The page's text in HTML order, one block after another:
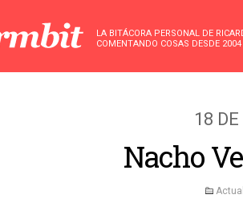
LA BITÁCORA PERSONAL DE
COMENTANDO COSAS DESDE 2004
18
Nacho